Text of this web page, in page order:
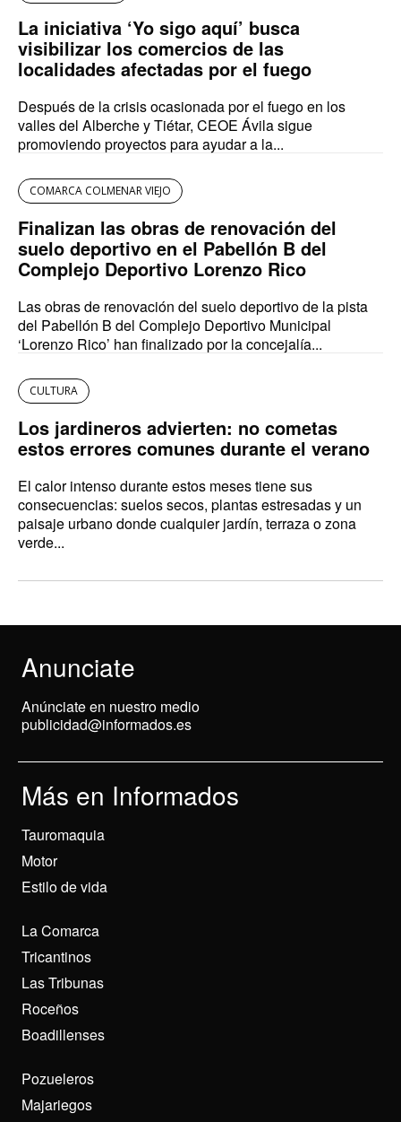
La iniciativa ‘Yo sigo aquí’ busca
visibilizar los comercios de las
localidades afectadas por el fuego
Después de la crisis ocasionada por el fuego en los
valles del Alberche y Tiétar, CEOE Ávila sigue
promoviendo proyectos para ayudar a la...
COMARCA COLMENAR VIEJO
Finalizan las obras de renovación del
suelo deportivo en el Pabellón B del
Complejo Deportivo Lorenzo Rico
Las obras de renovación del suelo deportivo de la pista
del Pabellón B del Complejo Deportivo Municipal
‘Lorenzo Rico’ han finalizado por la concejalía...
CULTURA
Los jardineros advierten: no cometas
estos errores comunes durante el verano
El calor intenso durante estos meses tiene sus
consecuencias: suelos secos, plantas estresadas y un
paisaje urbano donde cualquier jardín, terraza o zona
verde...
Anunciate
Anúnciate en nuestro medio
publicidad@informados.es
Más en Informados
Tauromaquia
Motor
Estilo de vida
La Comarca
Tricantinos
Las Tribunas
Roceños
Boadillenses
Pozueleros
Majariegos